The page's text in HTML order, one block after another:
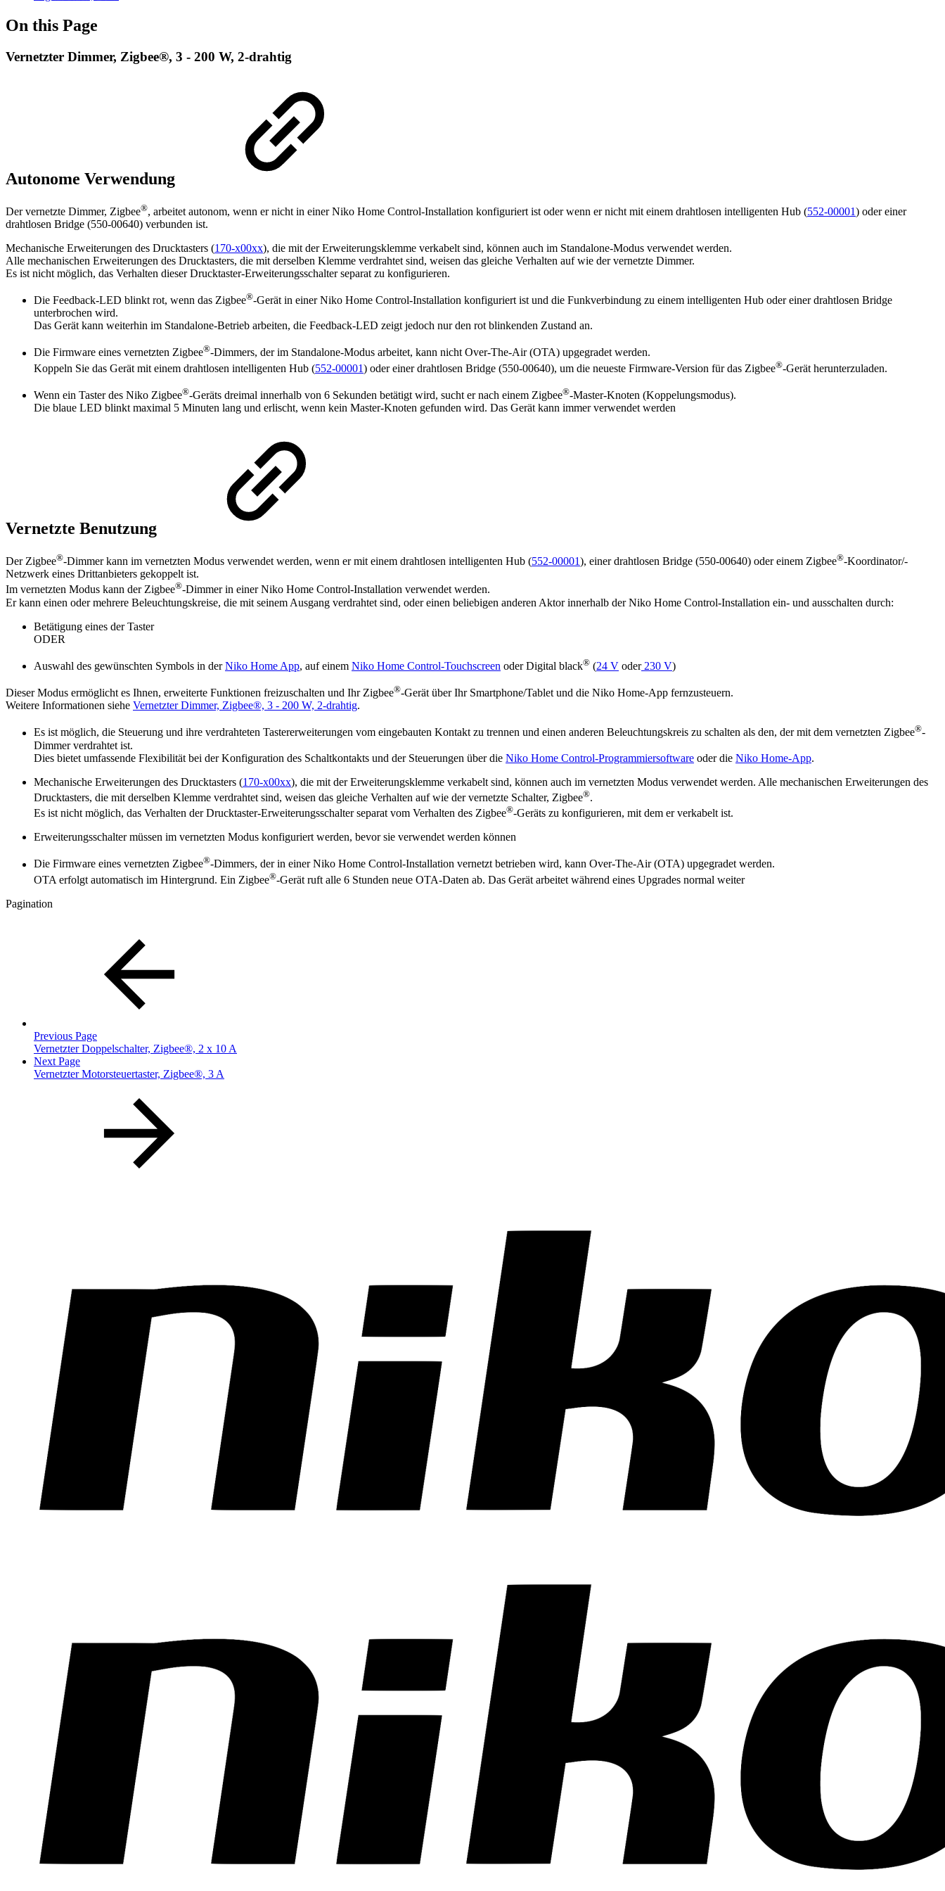
On this Page
Vernetzter Dimmer, Zigbee®, 3 - 200 W, 2-drahtig
Autonome Verwendung
Der vernetzte Dimmer, Zigbee®, arbeitet autonom, wenn er nicht in einer Niko Home Control-Installation konfiguriert ist oder wenn er nicht mit einem drahtlosen intelligenten Hub (552-00001) oder einer
drahtlosen Bridge (550-00640) verbunden ist.
Mechanische Erweiterungen des Drucktasters (170-x00xx), die mit der Erweiterungsklemme verkabelt sind, können auch im Standalone-Modus verwendet werden.
Alle mechanischen Erweiterungen des Drucktasters, die mit derselben Klemme verdrahtet sind, weisen das gleiche Verhalten auf wie der vernetzte Dimmer.
Es ist nicht möglich, das Verhalten dieser Drucktaster-Erweiterungsschalter separat zu konfigurieren.
Die Feedback-LED blinkt rot, wenn das Zigbee®-Gerät in einer Niko Home Control-Installation konfiguriert ist und die Funkverbindung zu einem intelligenten Hub oder einer drahtlosen Bridge
unterbrochen wird.
Das Gerät kann weiterhin im Standalone-Betrieb arbeiten, die Feedback-LED zeigt jedoch nur den rot blinkenden Zustand an.
Die Firmware eines vernetzten Zigbee®-Dimmers, der im Standalone-Modus arbeitet, kann nicht Over-The-Air (OTA) upgegradet werden.
Koppeln Sie das Gerät mit einem drahtlosen intelligenten Hub (552-00001) oder einer drahtlosen Bridge (550-00640), um die neueste Firmware-Version für das Zigbee®-Gerät herunterzuladen.
Wenn ein Taster des Niko Zigbee®-Geräts dreimal innerhalb von 6 Sekunden betätigt wird, sucht er nach einem Zigbee®-Master-Knoten (Koppelungsmodus).
Die blaue LED blinkt maximal 5 Minuten lang und erlischt, wenn kein Master-Knoten gefunden wird. Das Gerät kann immer verwendet werden
Vernetzte Benutzung
Der Zigbee®-Dimmer kann im vernetzten Modus verwendet werden, wenn er mit einem drahtlosen intelligenten Hub (552-00001), einer drahtlosen Bridge (550-00640) oder einem Zigbee®-Koordinator/-
Netzwerk eines Drittanbieters gekoppelt ist.
Im vernetzten Modus kann der Zigbee®-Dimmer in einer Niko Home Control-Installation verwendet werden.
Er kann einen oder mehrere Beleuchtungskreise, die mit seinem Ausgang verdrahtet sind, oder einen beliebigen anderen Aktor innerhalb der Niko Home Control-Installation ein- und ausschalten durch:
Betätigung eines der Taster
ODER
Auswahl des gewünschten Symbols in derNiko Home App, auf einem Niko Home Control-Touchscreen oder Digital black® (24 V oder230 V)
Dieser Modus ermöglicht es Ihnen, erweiterte Funktionen freizuschalten und Ihr Zigbee®-Gerät über Ihr Smartphone/Tablet und die Niko Home-App fernzusteuern.
Weitere Informationen siehe Vernetzter Dimmer, Zigbee®, 3 - 200 W, 2-drahtig.
Es ist möglich, die Steuerung und ihre verdrahteten Tastererweiterungen vom eingebauten Kontakt zu trennen und einen anderen Beleuchtungskreis zu schalten als den, der mit dem vernetzten Zigbee®-
Dimmer verdrahtet ist.
Dies bietet umfassende Flexibilität bei der Konfiguration des Schaltkontakts und der Steuerungen über die Niko Home Control-Programmiersoftware oder die Niko Home-App.
Mechanische Erweiterungen des Drucktasters (170-x00xx), die mit der Erweiterungsklemme verkabelt sind, können auch im vernetzten Modus verwendet werden. Alle mechanischen Erweiterungen des
Drucktasters, die mit derselben Klemme verdrahtet sind, weisen das gleiche Verhalten auf wie der vernetzte Schalter, Zigbee®.
Es ist nicht möglich, das Verhalten der Drucktaster-Erweiterungsschalter separat vom Verhalten des Zigbee®-Geräts zu konfigurieren, mit dem er verkabelt ist.
Erweiterungsschalter müssen im vernetzten Modus konfiguriert werden, bevor sie verwendet werden können
Die Firmware eines vernetzten Zigbee®-Dimmers, der in einer Niko Home Control-Installation vernetzt betrieben wird, kann Over-The-Air (OTA) upgegradet werden.
OTA erfolgt automatisch im Hintergrund. Ein Zigbee®-Gerät ruft alle 6 Stunden neue OTA-Daten ab. Das Gerät arbeitet während eines Upgrades normal weiter
Pagination
Previous Page
Vernetzter Doppelschalter, Zigbee®, 2 x 10 A
Next Page
Vernetzter Motorsteuertaster, Zigbee®, 3 A